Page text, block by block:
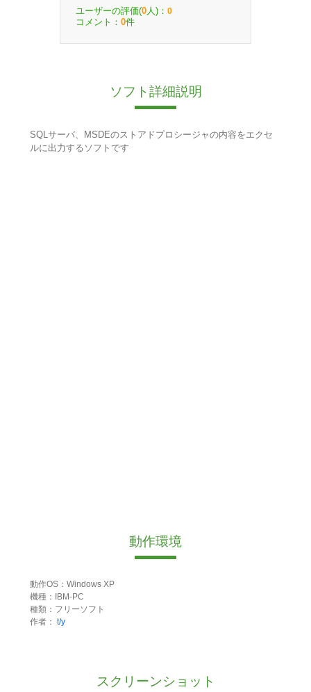
ユーザーの評価(0 人)： 0
コメント： 0件
ソフト詳細説明
SQLサーバ、MSDEのストアドプロシージャの内容をエクセ
ルに出力するソフトです
動作環境
動作OS：Windows XP
機種：IBM-PC
種類：フリーソフト
作者： t/y
スクリーンショット